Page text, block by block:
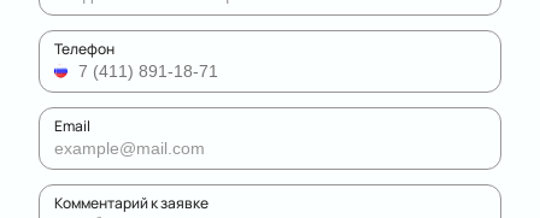
Телефон
Email
Комментарий к заявке